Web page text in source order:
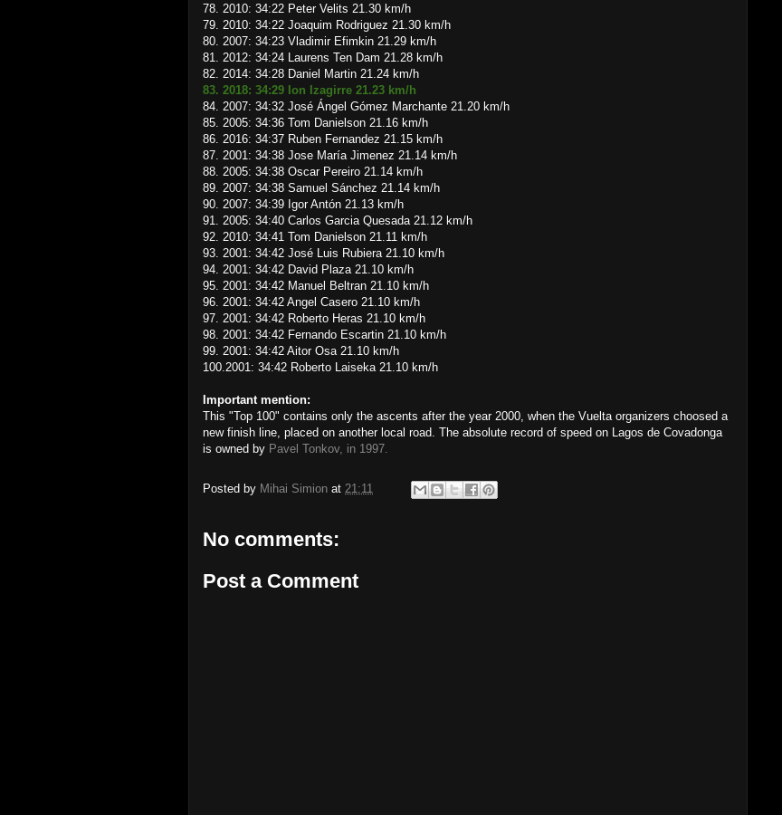
78. 2010: 34:22 Peter Velits 21.30 km/h
79. 2010: 34:22 Joaquim Rodriguez 21.30 km/h
80. 2007: 34:23 Vladimir Efimkin 21.29 km/h
81. 2012: 34:24 Laurens Ten Dam 21.28 km/h
82. 2014: 34:28 Daniel Martin 21.24 km/h
83. 2018: 34:29 Ion Izagirre 21.23 km/h
84. 2007: 34:32 José Ángel Gómez Marchante 21.20 km/h
85. 2005: 34:36 Tom Danielson 21.16 km/h
86. 2016: 34:37 Ruben Fernandez 21.15 km/h
87. 2001: 34:38 Jose María Jimenez 21.14 km/h
88. 2005: 34:38 Oscar Pereiro 21.14 km/h
89. 2007: 34:38 Samuel Sánchez 21.14 km/h
90. 2007: 34:39 Igor Antón 21.13 km/h
91. 2005: 34:40 Carlos Garcia Quesada 21.12 km/h
92. 2010: 34:41 Tom Danielson 21.11 km/h
93. 2001: 34:42 José Luis Rubiera 21.10 km/h
94. 2001: 34:42 David Plaza 21.10 km/h
95. 2001: 34:42 Manuel Beltran 21.10 km/h
96. 2001: 34:42 Angel Casero 21.10 km/h
97. 2001: 34:42 Roberto Heras 21.10 km/h
98. 2001: 34:42 Fernando Escartin 21.10 km/h
99. 2001: 34:42 Aitor Osa 21.10 km/h
100.2001: 34:42 Roberto Laiseka 21.10 km/h
Important mention:
This "Top 100" contains only the ascents after the year 2000, when the Vuelta organizers choosed a
new finish line, placed on another local road. The absolute record of speed on Lagos de Covadonga
is owned by Pavel Tonkov, in 1997.
Posted by Mihai Simion at 21:11
No comments:
Post a Comment